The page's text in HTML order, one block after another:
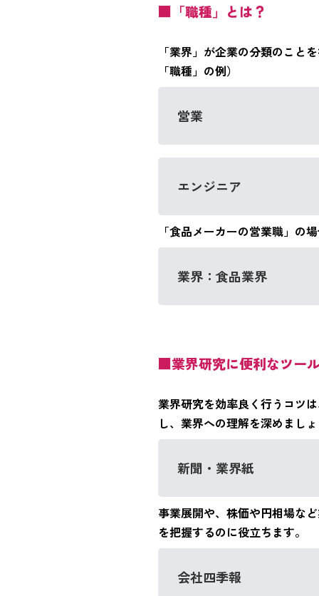
■「職種」とは？
「業界」が企業の分類のこと
「職種」の例）
営業
エンジニア
「食品メーカーの営業職」の
業界：食品業界
■業界研究に便利なツー
業界研究を効率良く行うコツ
し、業界への理解を深めましょ
新聞・業界紙
事業展開や、株価や円相場な
を把握するのに役立ちます。
会社四季報